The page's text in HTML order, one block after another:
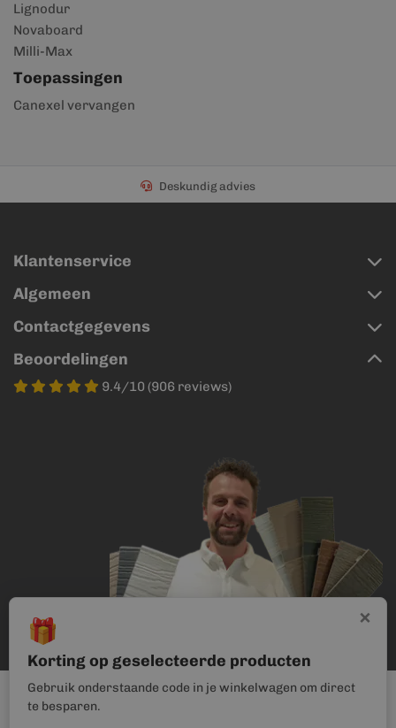
Lignodur
Novaboard
Milli-Max
Toepassingen
Canexel vervangen
Deskundig advies
Klantenservice
Algemeen
Contactgegevens
Beoordelingen
9.4/10 (906 reviews)
×
🎁
Korting op geselecteerde producten
Gebruik onderstaande code in je winkelwagen om direct
te besparen.